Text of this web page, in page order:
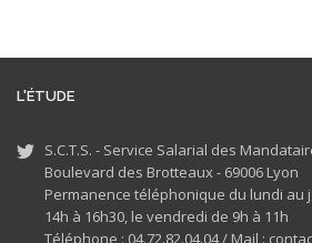
L'ÉTUDE
S.C.T.S. - Service Salarial des
Boulevard des Brotteaux - 69006 Lyon
Permanence téléphonique du lundi au
14h à 16h30, le vendredi de 9h à 11h
Téléphone : 04.72.82.04.04 / Mail :